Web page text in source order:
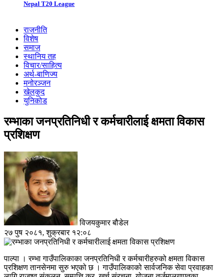
Nepal T20 League
राजनीति
विशेष
समाज
स्थानिय तह
विचार/साहित्य
अर्थ-बाणिज्य
मनोरञ्जन
खेलकुद
युनिकोड
रम्भाका जनप्रतिनिधी र कर्मचारीलाई क्षमता विकास
प्रशिक्षण
विजयकुमार बौडेल
२७ पुष २०८१, शुक्रबार १२:०८
पाल्पा । रम्भा गाउँपालिकाका जनप्रतिनिधी र कर्मचारीहरुको क्षमता विकास
प्रशिक्षण तानसेनमा सुरु भएको छ । गाउँपालिकाको सार्वजनिक सेवा प्रवाहका